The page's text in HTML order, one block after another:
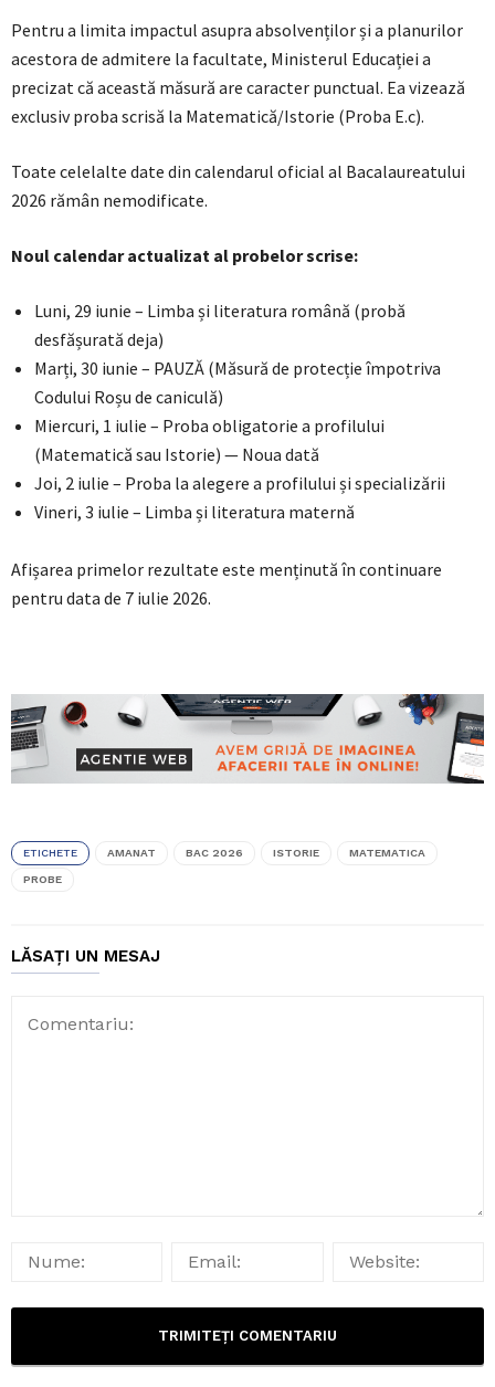
Pentru a limita impactul asupra absolvenților și a planurilor
acestora de admitere la facultate, Ministerul Educației a
precizat că această măsură are caracter punctual. Ea vizează
exclusiv proba scrisă la Matematică/Istorie (Proba E.c).
Toate celelalte date din calendarul oficial al Bacalaureatului
2026 rămân nemodificate.
Noul calendar actualizat al probelor scrise:
Luni, 29 iunie – Limba și literatura română (probă
desfășurată deja)
Marți, 30 iunie – PAUZĂ (Măsură de protecție împotriva
Codului Roșu de caniculă)
Miercuri, 1 iulie – Proba obligatorie a profilului
(Matematică sau Istorie) — Noua dată
Joi, 2 iulie – Proba la alegere a profilului și specializării
Vineri, 3 iulie – Limba și literatura maternă
Afișarea primelor rezultate este menținută în continuare
pentru data de 7 iulie 2026.
ETICHETE AMANAT BAC 2026 ISTORIE MATEMATICA
PROBE
LĂSAȚI UN MESAJ